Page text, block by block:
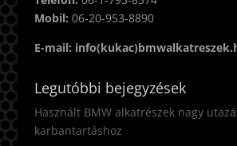
Mobil: 06-20-953-8890
E-mail:
Legutóbbi bejegyzések
Használt BMW alkatrészek nagy
karbantartáshoz